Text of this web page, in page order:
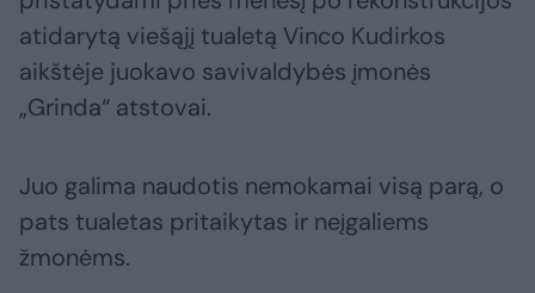
atidarytą viešąjį tualetą Vinco Kudirkos
aikštėje juokavo savivaldybės įmonės
„Grinda“ atstovai.
Juo galima naudotis nemokamai visą parą, o
pats tualetas pritaikytas ir neįgaliems
žmonėms.